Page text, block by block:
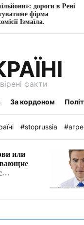
факти
За кордоном
#stoprussia
или